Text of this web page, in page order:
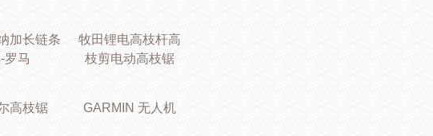
加长链条
罗马
牧田锂电高枝杆高
枝剪电动高枝锯
高枝锯 GARMIN 无人机